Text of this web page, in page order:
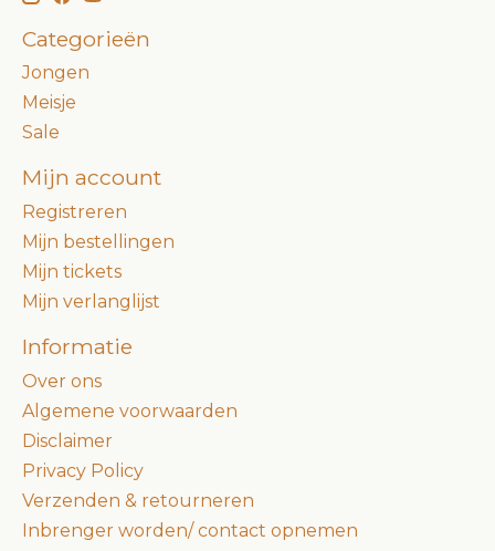
Categorieën
Jongen
Meisje
Sale
Mijn account
Registreren
Mijn bestellingen
Mijn tickets
Mijn verlanglijst
Informatie
Over ons
Algemene voorwaarden
Disclaimer
Privacy Policy
Verzenden & retourneren
Inbrenger worden/ contact opnemen